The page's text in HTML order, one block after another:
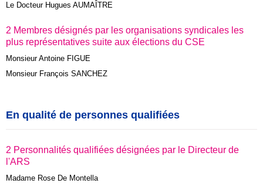
Le Docteur Hugues AUMAÎTRE
2 Membres désignés par les organisations syndicales les
plus représentatives suite aux élections du CSE
Monsieur Antoine FIGUE
Monsieur François SANCHEZ
En qualité de personnes qualifiées
2 Personnalités qualifiées désignées par le Directeur de
l'ARS
Madame Rose De Montella